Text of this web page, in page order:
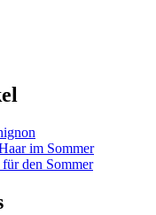
im Sommer
den Sommer